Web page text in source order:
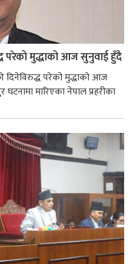
परेको मुद्धाको आज सुनुवाई हुँदै
परेको मुद्धाको आज
मारिएका नेपाल प्रहरीका